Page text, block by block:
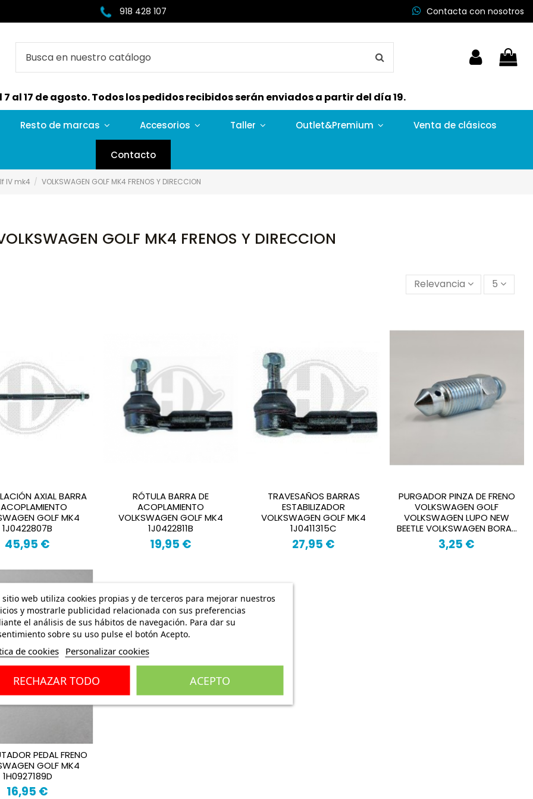
918 428 107 Contacta con nosotros
al 17 de agosto. Todos los pedidos recibidos serán enviados a partir del día 19.
Resto de marcas Accesorios Taller Outlet&Premium Venta de clásicos
Contacto
IV mk4 VOLKSWAGEN GOLF MK4 FRENOS Y DIRECCION
GOLF MK4 FRENOS Y DIRECCION
Relevancia 5
AXIAL BARRA
GOLF MK4
1J0422807B
45,95 €
RÓTULA BARRA DE
ACOPLAMIENTO
VOLKSWAGEN GOLF MK4
1J0422811B
19,95 €
TRAVESAÑOS BARRAS
ESTABILIZADOR
VOLKSWAGEN GOLF MK4
1J0411315C
27,95 €
PURGADOR PINZA DE FRENO
VOLKSWAGEN GOLF
VOLKSWAGEN LUPO NEW
BEETLE VOLKSWAGEN BORA...
3,25 €
PEDAL FRENO
GOLF MK4
1H0927189D
16,95 €
sitio web utiliza cookies propias y de terceros para mejorar nuestros
y mostrarle publicidad relacionada con sus preferencias
el análisis de sus hábitos de navegación. Para dar su
sobre su uso pulse el botón Acepto.
de cookies Personalizar cookies
RECHAZAR TODO ACEPTO